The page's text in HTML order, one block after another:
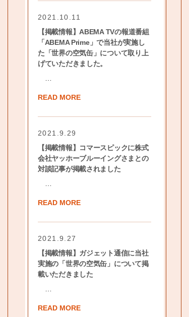
2021.10.11
【掲載情報】ABEMA TVの報道番組
「ABEMA Prime」で当社が実施し
た「世界の空気缶」について取り上
げていただきました。
READ MORE
2021.9.29
【掲載情報】コマースピックに株式
会社ヤッホーブルーイングさまとの
対談記事が掲載されました
READ MORE
2021.9.27
【掲載情報】ガジェット通信に当社
実施の「世界の空気缶」について掲
載いただきました
READ MORE